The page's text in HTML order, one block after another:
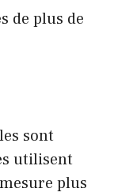
de plus de
sont
utilisent
plus